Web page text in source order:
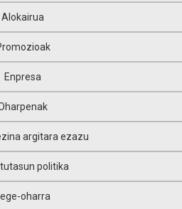
Alokairua
Enpresa
argitara ezazu
politika
oharra